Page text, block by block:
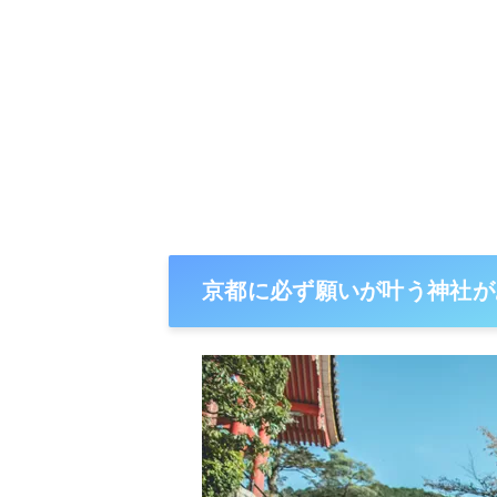
京都に必ず願いが叶う神社